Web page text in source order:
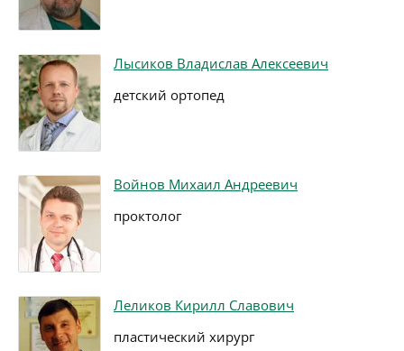
Лысиков Владислав Алексеевич
детский ортопед
Войнов Михаил Андреевич
проктолог
Леликов Кирилл Славович
пластический хирург